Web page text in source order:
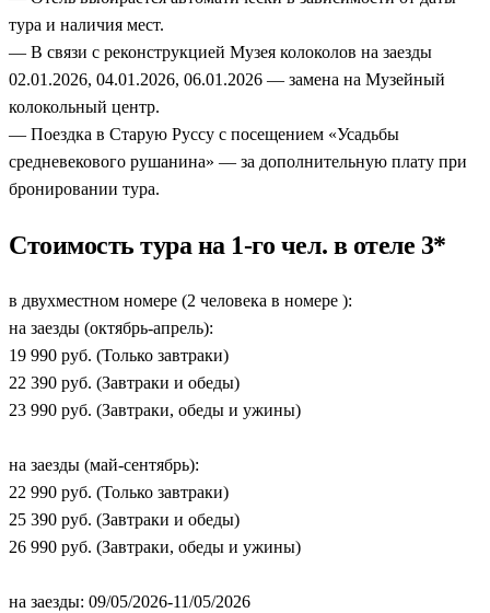
тура и наличия мест.
— В связи с реконструкцией Музея колоколов на заезды
02.01.2026, 04.01.2026, 06.01.2026 — замена на Музейный
колокольный центр.
— Поездка в Старую Руссу с посещением «Усадьбы
средневекового рушанина» — за дополнительную плату при
бронировании тура.
Стоимость тура на 1-го чел. в отеле 3*
в двухместном номере (2 человека в номере ):
на заезды (октябрь-апрель):
19 990 руб. (Только завтраки)
22 390 руб. (Завтраки и обеды)
23 990 руб. (Завтраки, обеды и ужины)
на заезды (май-сентябрь):
22 990 руб. (Только завтраки)
25 390 руб. (Завтраки и обеды)
26 990 руб. (Завтраки, обеды и ужины)
на заезды: 09/05/2026-11/05/2026